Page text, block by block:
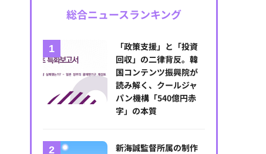
総合ニュースランキング
「政策支援」と「投資
回収」の二律背反。韓
国コンテンツ振興院が
読み解く、クールジャ
パン機構「540億円赤
字」の本質
新海誠監督所属の制作